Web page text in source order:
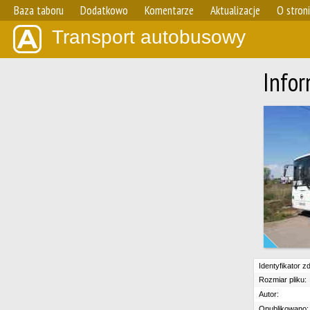
Baza taboru Dodatkowo Komentarze Aktualizacje O
Transport autobusowy
Identyfikator
Rozmiar pliku:
Autor: